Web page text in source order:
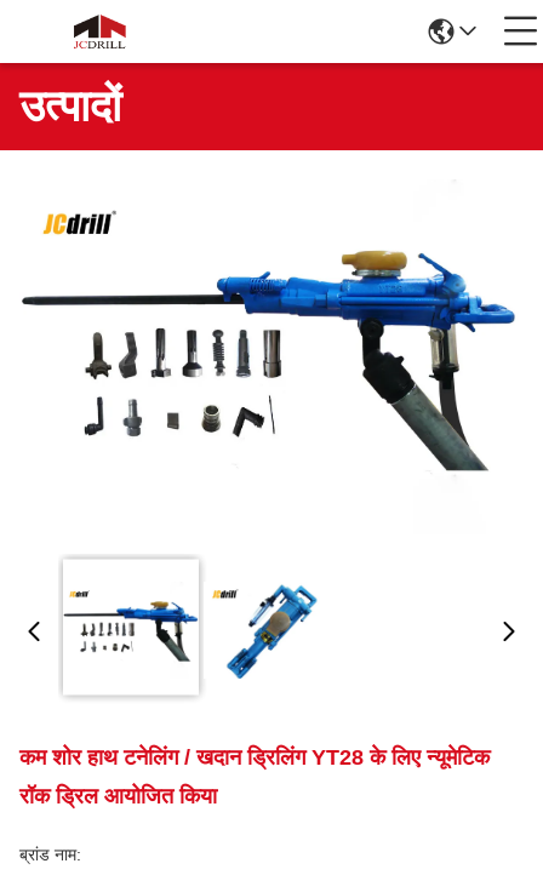
उत्पादों
कम शोर हाथ टनेलिंग / खदान ड्रिलिंग YT28 के लिए न्यूमेटिक
रॉक ड्रिल आयोजित किया
ब्रांड नाम: